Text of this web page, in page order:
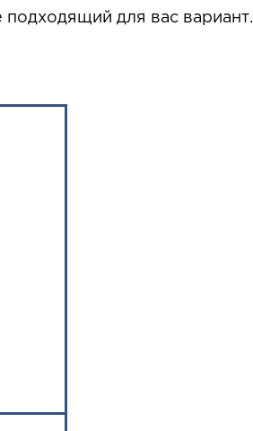
для вас вариант.